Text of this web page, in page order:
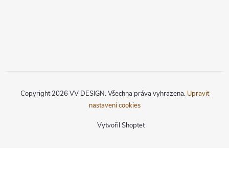
Vytvořil Shoptet
Copyright 2026 VV DESIGN. Všechna práva vyhrazena. Upravit
nastavení cookies